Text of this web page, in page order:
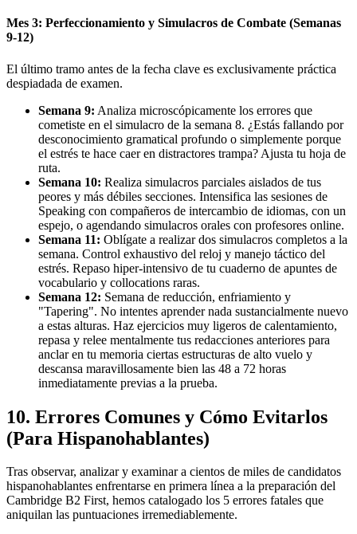
Mes 3: Perfeccionamiento y Simulacros de Combate (Semanas
9-12)
El último tramo antes de la fecha clave es exclusivamente práctica
despiadada de examen.
Semana 9: Analiza microscópicamente los errores que
cometiste en el simulacro de la semana 8. ¿Estás fallando por
desconocimiento gramatical profundo o simplemente porque
el estrés te hace caer en distractores trampa? Ajusta tu hoja de
ruta.
Semana 10: Realiza simulacros parciales aislados de tus
peores y más débiles secciones. Intensifica las sesiones de
Speaking con compañeros de intercambio de idiomas, con un
espejo, o agendando simulacros orales con profesores online.
Semana 11: Oblígate a realizar dos simulacros completos a la
semana. Control exhaustivo del reloj y manejo táctico del
estrés. Repaso hiper-intensivo de tu cuaderno de apuntes de
vocabulario y collocations raras.
Semana 12: Semana de reducción, enfriamiento y
"Tapering". No intentes aprender nada sustancialmente nuevo
a estas alturas. Haz ejercicios muy ligeros de calentamiento,
repasa y relee mentalmente tus redacciones anteriores para
anclar en tu memoria ciertas estructuras de alto vuelo y
descansa maravillosamente bien las 48 a 72 horas
inmediatamente previas a la prueba.
10. Errores Comunes y Cómo Evitarlos
(Para Hispanohablantes)
Tras observar, analizar y examinar a cientos de miles de candidatos
hispanohablantes enfrentarse en primera línea a la preparación del
Cambridge B2 First, hemos catalogado los 5 errores fatales que
aniquilan las puntuaciones irremediablemente.